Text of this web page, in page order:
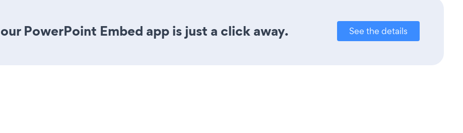
PowerPoint Embed app is just a click away. See the details